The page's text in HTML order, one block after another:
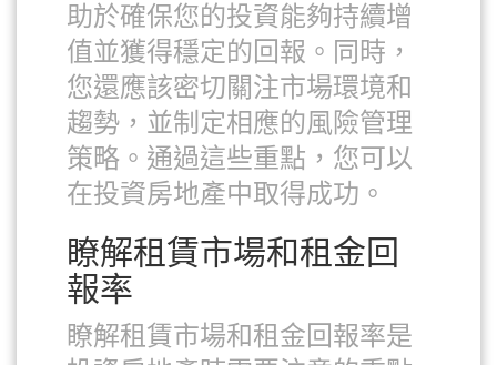
助於確保您的投資能夠持續增
值並獲得穩定的回報。同時，
您還應該密切關注市場環境和
趨勢，並制定相應的風險管理
策略。通過這些重點，您可以
在投資房地產中取得成功。
瞭解租賃市場和租金回
報率
瞭解租賃市場和租金回報率是